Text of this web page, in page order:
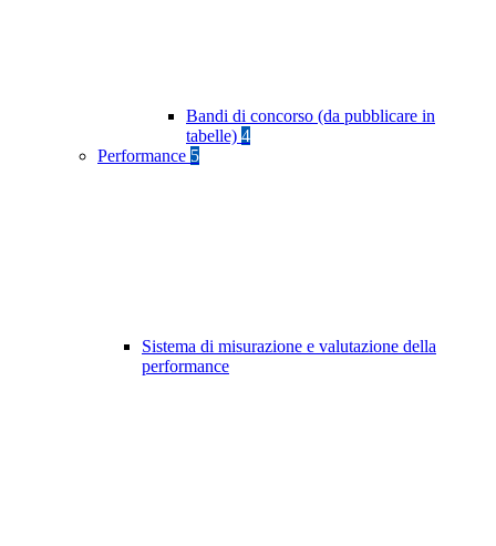
Bandi di concorso (da pubblicare in
tabelle) 4
Performance 5
Sistema di misurazione e valutazione della
performance